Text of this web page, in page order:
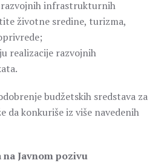
infrastrukturnih
životne sredine, turizma,
realizacije razvojnih
budžetskih sredstava za
da konkuriše iz više navedenih
na Javnom pozivu